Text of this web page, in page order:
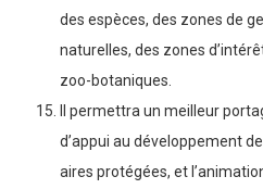
des espèces, des zones de
naturelles, des zones
zoo-botaniques.
Il permettra un meilleur
d’appui au développement
aires protégées, et